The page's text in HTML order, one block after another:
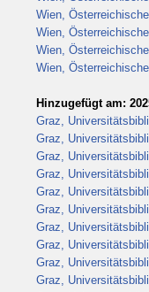
Wien,
Wien,
Wien,
Wien,
Hinzugefügt am:
Graz,
Graz,
Graz,
Graz,
Graz,
Graz,
Graz,
Graz,
Graz,
Graz,